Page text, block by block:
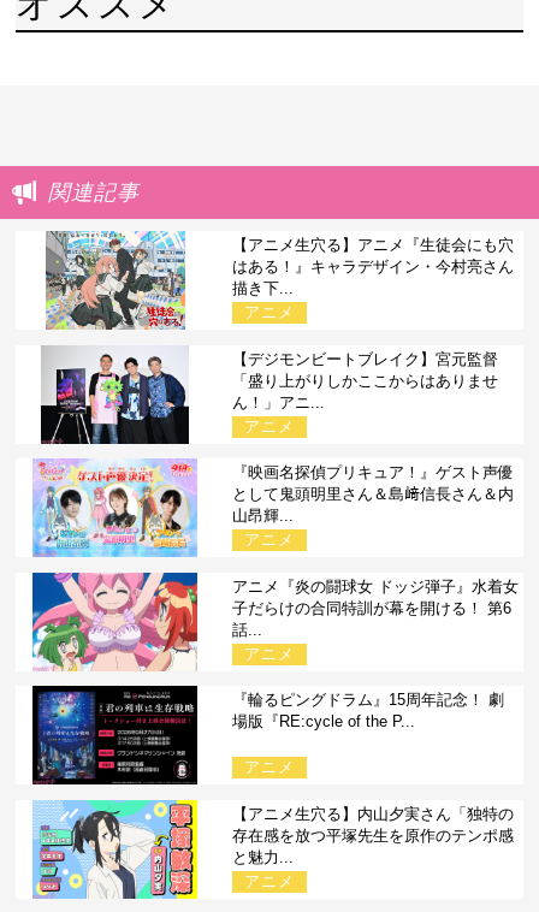
関連記事
【アニメ生穴る】アニメ『生徒会にも穴
はある！』キャラデザイン・今村亮さん
描き下...
アニメ
【デジモンビートブレイク】宮元監督
「盛り上がりしかここからはありませ
ん！」アニ...
アニメ
『映画名探偵プリキュア！』ゲスト声優
として鬼頭明里さん＆島﨑信長さん＆内
山昂輝...
アニメ
アニメ『炎の闘球女 ドッジ弾子』水着女
子だらけの合同特訓が幕を開ける！ 第6
話...
アニメ
『輪るピングドラム』15周年記念！ 劇
場版『RE:cycle of the P...
アニメ
【アニメ生穴る】内山夕実さん「独特の
存在感を放つ平塚先生を原作のテンポ感
と魅力...
アニメ